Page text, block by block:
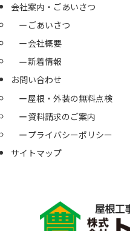
会社案内・ごあいさつ
ごあいさつ
会社概要
新着情報
お問い合わせ
屋根・外装の無料点検
資料請求のご案内
プライバシーポリシー
サイトマップ